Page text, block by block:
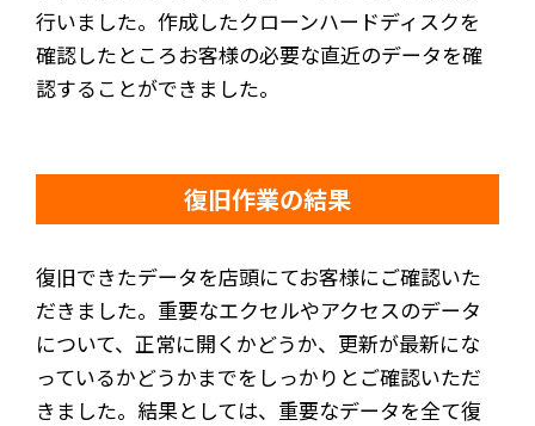
行いました。作成したクローンハードディスクを
確認したところお客様の必要な直近のデータを確
認することができました。
復旧作業の結果
復旧できたデータを店頭にてお客様にご確認いた
だきました。重要なエクセルやアクセスのデータ
について、正常に開くかどうか、更新が最新にな
っているかどうかまでをしっかりとご確認いただ
きました。結果としては、重要なデータを全て復